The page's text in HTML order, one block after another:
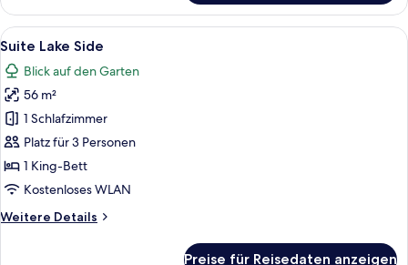
Doppelzimmer,
Balkon
Alle
Fotos
für
Suite
Lake
Side
anzeigen
Suite Lake Side | Minibar,
5
Suite Lake Side
Blick auf den Garten
56 m²
1 Schlafzimmer
Platz für 3 Personen
1 King-Bett
Kostenloses WLAN
Weitere Details
Weitere
Preise für Reisedaten anzeigen